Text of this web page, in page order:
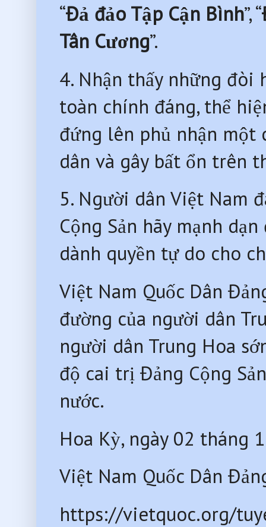
“Đả đảo Tập Cận Bình”, “
Tân Cương”.
4. Nhận thấy những đòi
toàn chính đáng, thể
đứng lên phủ nhận một
dân và gây bất ổn trên
5. Người dân Việt Nam
Cộng Sản hãy mạnh
dành quyền tự do cho
Việt Nam Quốc Dân
đường của người dân
người dân Trung Hoa
độ cai trị Đảng Cộng
nước.
Hoa Kỳ, ngày 02 tháng
Việt Nam Quốc Dân
https://vietquoc.org/